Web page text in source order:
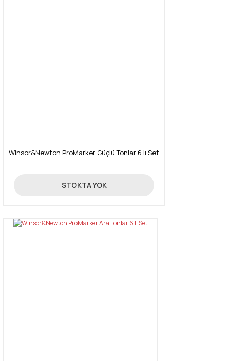
Winsor&Newton ProMarker Güçlü Tonlar 6 lı Set
131,18 TL
STOKTA YOK